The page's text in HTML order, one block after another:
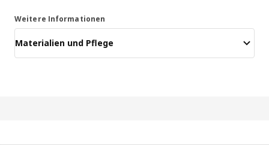
Weitere Informationen
Materialien und Pflege